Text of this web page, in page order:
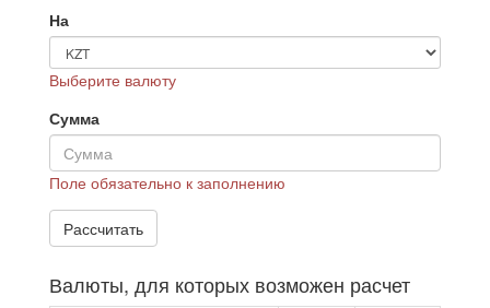
На
Выберите валюту
Сумма
Поле обязательно к заполнению
Валюты, для которых возможен расчет